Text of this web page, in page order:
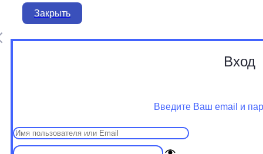
Закрыть
Вход
Введите Ваш email и